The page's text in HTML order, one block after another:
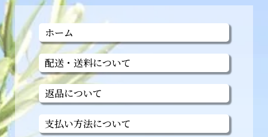
ホーム
配送・送料について
返品について
支払い方法について